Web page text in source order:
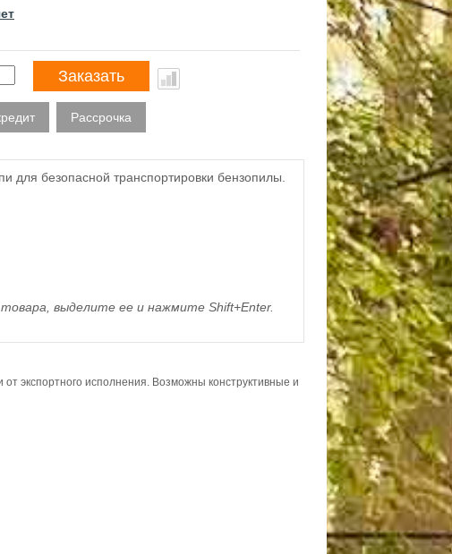
Заказать
Рассрочка
для безопасной транспортировки бензопилы.
выделите ее и нажмите Shift+Enter.
экспортного исполнения. Возможны конструктивные и